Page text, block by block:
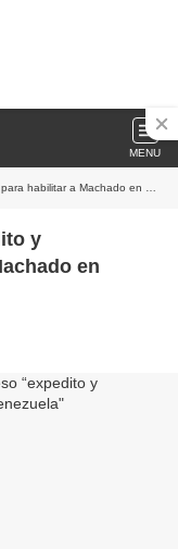
MENU
a Machado en Venezuela
y
en